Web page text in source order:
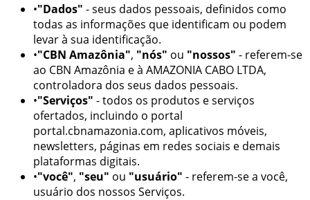
•"Dados" - seus dados pessoais, definidos como
todas as informações que identificam ou podem
levar à sua identificação.
•"CBN Amazônia", "nós" ou "nossos" - referem-se
ao CBN Amazônia e à AMAZONIA CABO LTDA,
controladora dos seus dados pessoais.
•"Serviços" - todos os produtos e serviços
ofertados, incluindo o portal
portal.cbnamazonia.com, aplicativos móveis,
newsletters, páginas em redes sociais e demais
plataformas digitais.
•"você", "seu" ou "usuário" - referem-se a você,
usuário dos nossos Serviços.